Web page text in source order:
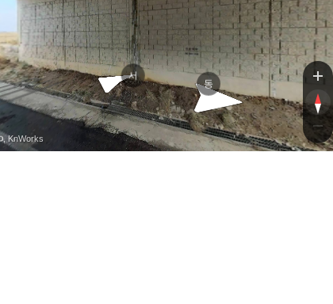
서
동
, KnWorks